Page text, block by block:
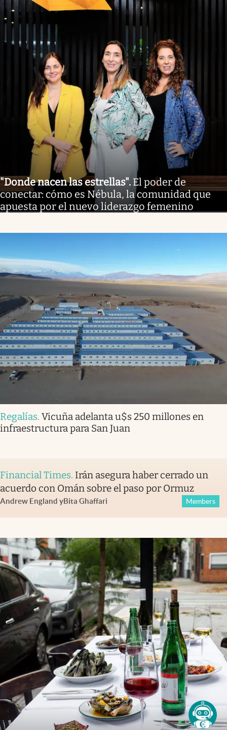
"Donde nacen las estrellas". El poder de
conectar: cómo es Nébula, la comunidad que
apuesta por el nuevo liderazgo femenino
Regalías. Vicuña adelanta u$s 250 millones en
infraestructura para San Juan
Financial Times. Irán asegura haber cerrado un
acuerdo con Omán sobre el paso por Ormuz
Andrew England yBita Ghaffari Members